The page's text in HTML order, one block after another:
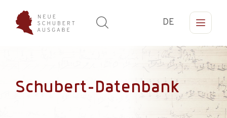
DE
Schubert-Datenbank